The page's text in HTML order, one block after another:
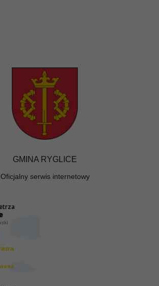
GMINA RYGLICE
Oficjalny serwis internetowy